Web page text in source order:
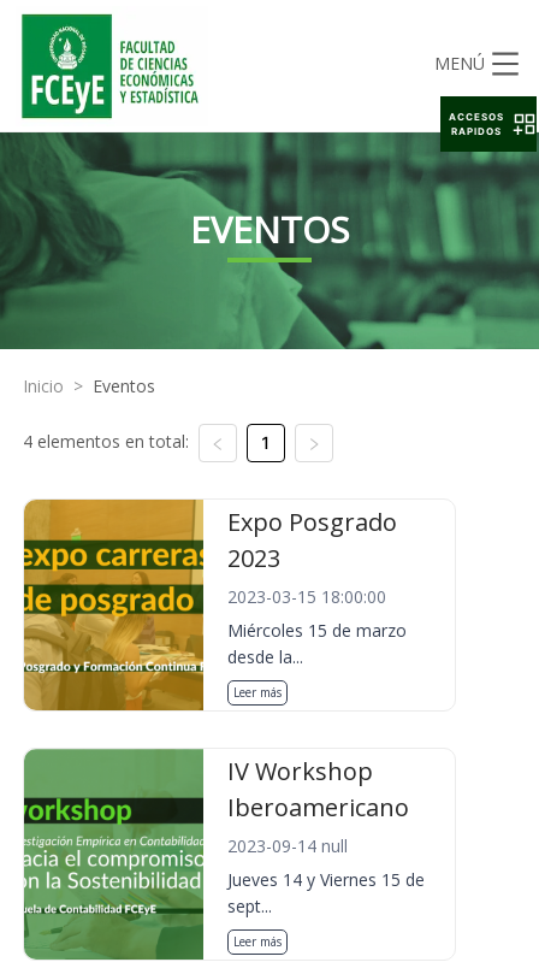
MENÚ
EVENTOS
Inicio > Eventos
4 elementos en total: 1
Expo Posgrado
2023
2023-03-15 18:00:00
Miércoles 15 de marzo
desde la...
Leer más
IV Workshop
Iberoamericano
2023-09-14 null
Jueves 14 y Viernes 15 de
sept...
Leer más
ACCESOS
RAPIDOS